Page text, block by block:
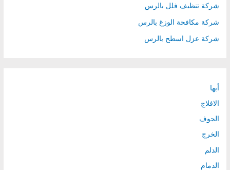
شركة تنظيف فلل بالرس
شركة مكافحة الوزغ بالرس
شركة عزل اسطح بالرس
أبها
الافلاج
الجوف
الخرج
الدلم
الدمام